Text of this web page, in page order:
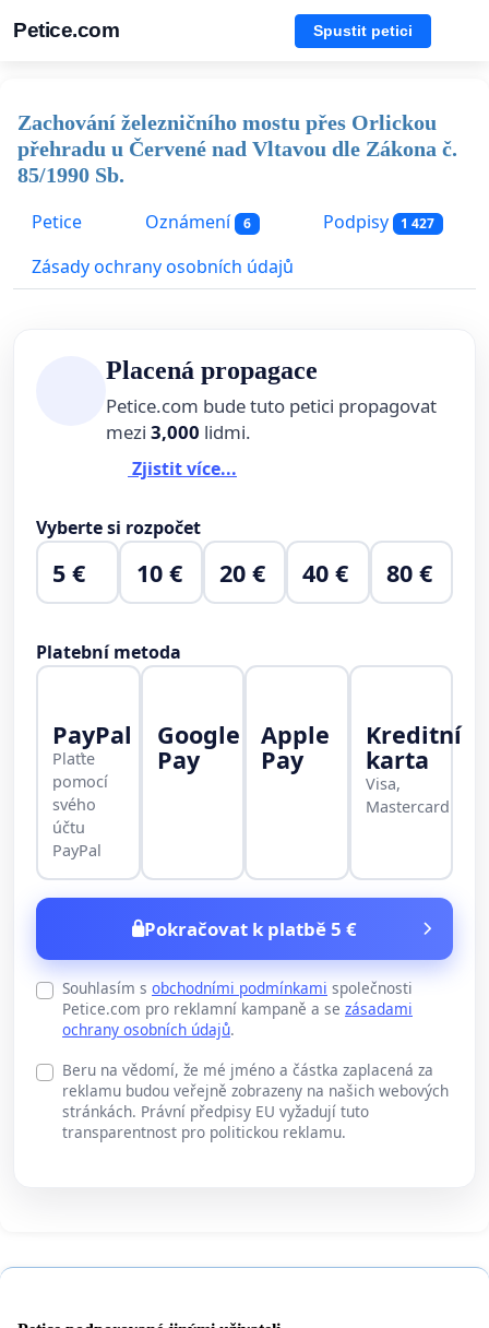
Petice.com Spustit petici
Zachování železničního mostu přes Orlickou
přehradu u Červené nad Vltavou dle Zákona č.
85/1990 Sb.
Petice
Oznámení 6 Podpisy 1 427
Zásady ochrany osobních údajů
Placená propagace
Petice.com bude tuto petici propagovat
mezi 3,000 lidmi.
Zjistit více...
Vyberte si rozpočet
5 € 10 € 20 € 40 € 80 €
Platební metoda
PayPal
Plaťte
pomocí
svého
účtu
PayPal
Google
Pay
Apple
Pay
Kreditní
karta
Visa,
Mastercard
Pokračovat k platbě 5 €
Souhlasím s obchodními podmínkami společnosti
Petice.com pro reklamní kampaně a se zásadami
ochrany osobních údajů.
Beru na vědomí, že mé jméno a částka zaplacená za
reklamu budou veřejně zobrazeny na našich webových
stránkách. Právní předpisy EU vyžadují tuto
transparentnost pro politickou reklamu.